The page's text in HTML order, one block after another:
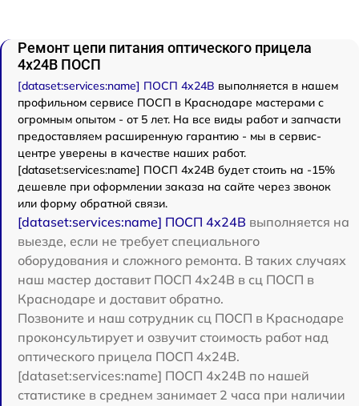
Ремонт цепи питания оптического прицела
4x24B ПОСП
[dataset:services:name] ПОСП 4x24B выполняется в нашем
профильном сервисе ПОСП в Краснодаре мастерами с
огромным опытом - от 5 лет. На все виды работ и запчасти
предоставляем расширенную гарантию - мы в сервис-
центре уверены в качестве наших работ.
[dataset:services:name] ПОСП 4x24B будет стоить на -15%
дешевле при оформлении заказа на сайте через звонок
или форму обратной связи.
[dataset:services:name] ПОСП 4x24B выполняется на
выезде, если не требует специального
оборудования и сложного ремонта. В таких случаях
наш мастер доставит ПОСП 4x24B в сц ПОСП в
Краснодаре и доставит обратно.
Позвоните и наш сотрудник сц ПОСП в Краснодаре
проконсультирует и озвучит стоимость работ над
оптического прицела ПОСП 4x24B.
[dataset:services:name] ПОСП 4x24B по нашей
статистике в среднем занимает 2 часа при наличии